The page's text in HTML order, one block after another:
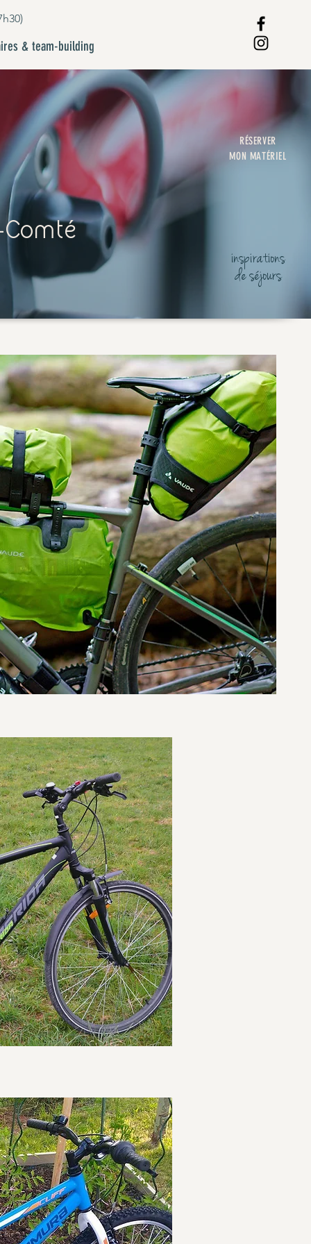
& team-building
RÉSERVER
MON MATÉRIEL
inspirations
de séjours
Comté